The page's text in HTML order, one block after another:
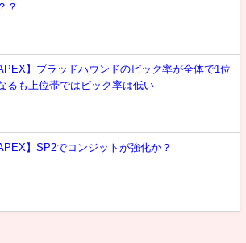
？
APEX】ブラッドハウンドのピック率が全体で1位
るも上位帯ではピック率は低い
APEX】SP2でコンジットが強化か？